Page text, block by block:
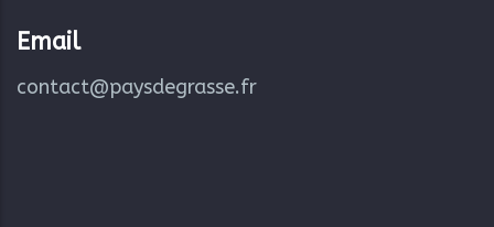
Email
contact@paysdegrasse.fr